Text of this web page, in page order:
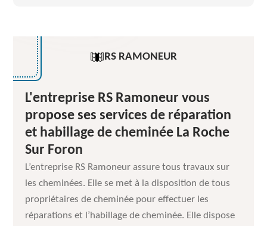
RS RAMONEUR
L'entreprise RS Ramoneur vous
propose ses services de réparation
et habillage de cheminée La Roche
Sur Foron
L’entreprise RS Ramoneur assure tous travaux sur
les cheminées. Elle se met à la disposition de tous
propriétaires de cheminée pour effectuer les
réparations et l’habillage de cheminée. Elle dispose